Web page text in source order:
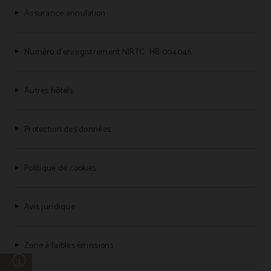
Assurance annulation
Numéro d’enregistrement NIRTC : HB-004046
Autres hôtels
Protection des données
Politique de cookies
Avis juridique
Zone à faibles émissions